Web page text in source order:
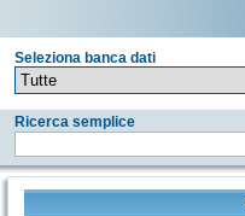
Seleziona banca dati
Ricerca semplice